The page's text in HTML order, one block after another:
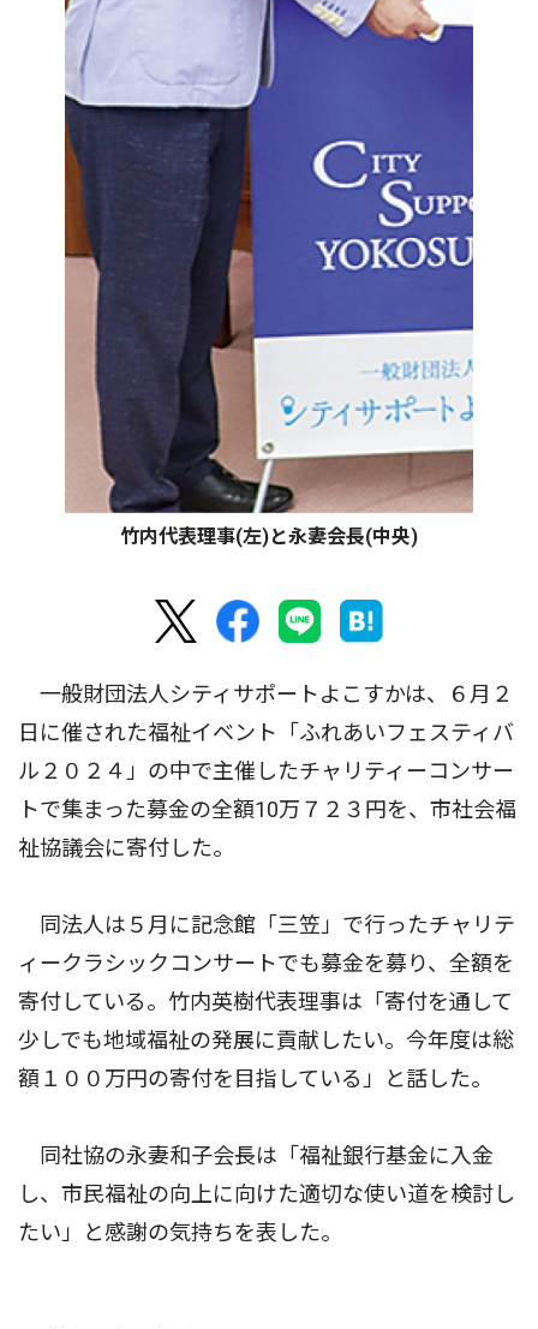
竹内代表理事(左)と永妻会長(中央)
一般財団法人シティサポートよこすかは、６月２
日に催された福祉イベント「ふれあいフェスティバ
ル２０２４」の中で主催したチャリティーコンサー
トで集まった募金の全額10万７２３円を、市社会福
祉協議会に寄付した。
同法人は５月に記念館「三笠」で行ったチャリテ
ィークラシックコンサートでも募金を募り、全額を
寄付している。竹内英樹代表理事は「寄付を通して
少しでも地域福祉の発展に貢献したい。今年度は総
額１００万円の寄付を目指している」と話した。
同社協の永妻和子会長は「福祉銀行基金に入金
し、市民福祉の向上に向けた適切な使い道を検討し
たい」と感謝の気持ちを表した。